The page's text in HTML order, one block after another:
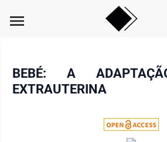
menu
BEBÉ: A
EXTRAUTERINA